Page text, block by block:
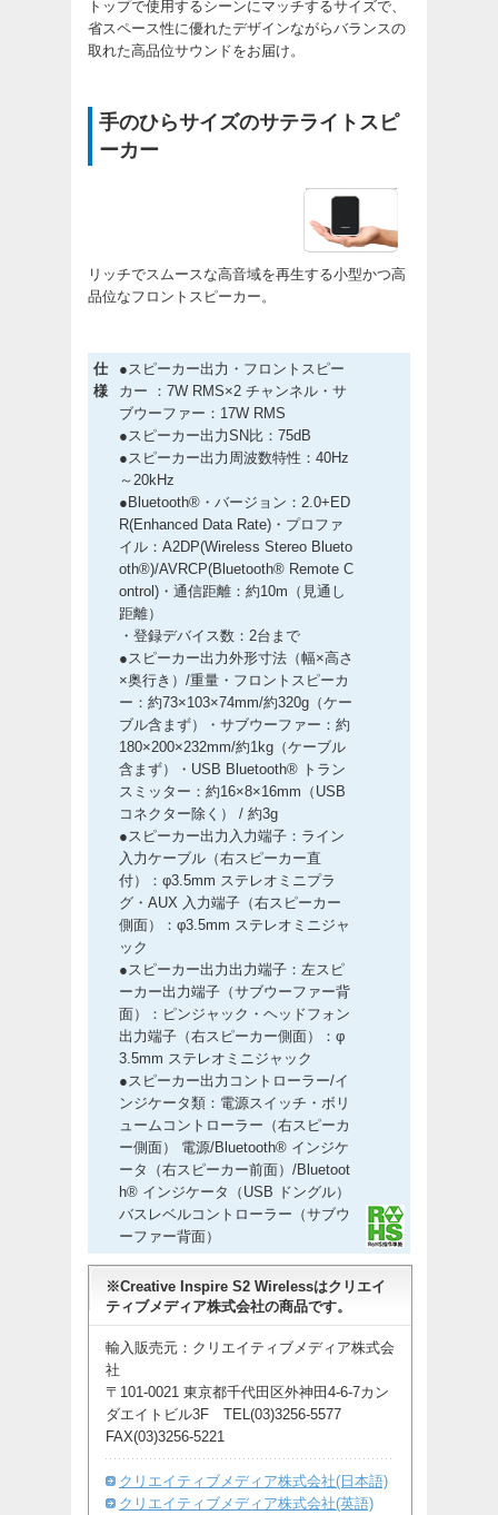
トップで使用するシーンにマッチするサイズで、
省スペース性に優れたデザインながらバランスの
取れた高品位サウンドをお届け。
手のひらサイズのサテライトスピ
ーカー
リッチでスムースな高音域を再生する小型かつ高
品位なフロントスピーカー。
仕
様
●スピーカー出力・フロントスピー
カー ：7W RMS×2 チャンネル・サ
ブウーファー：17W RMS
●スピーカー出力SN比：75dB
●スピーカー出力周波数特性：40Hz
～20kHz
●Bluetooth®・バージョン：2.0+ED
R(Enhanced Data Rate)・プロファ
イル：A2DP(Wireless Stereo Blueto
oth®)/AVRCP(Bluetooth® Remote C
ontrol)・通信距離：約10m（見通し
距離）
・登録デバイス数：2台まで
●スピーカー出力外形寸法（幅×高さ
×奥行き）/重量・フロントスピーカ
ー：約73×103×74mm/約320g（ケー
ブル含まず）・サブウーファー：約
180×200×232mm/約1kg（ケーブル
含まず）・USB Bluetooth® トラン
スミッター：約16×8×16mm（USB
コネクター除く） / 約3g
●スピーカー出力入力端子：ライン
入力ケーブル（右スピーカー直
付）：φ3.5mm ステレオミニプラ
グ・AUX 入力端子（右スピーカー
側面）：φ3.5mm ステレオミニジャ
ック
●スピーカー出力出力端子：左スピ
ーカー出力端子（サブウーファー背
面）：ピンジャック・ヘッドフォン
出力端子（右スピーカー側面）：φ
3.5mm ステレオミニジャック
●スピーカー出力コントローラー/イ
ンジケータ類：電源スイッチ・ボリ
ュームコントローラー（右スピーカ
ー側面） 電源/Bluetooth® インジケ
ータ（右スピーカー前面）/Bluetoot
h® インジケータ（USB ドングル）
バスレベルコントローラー（サブウ
ーファー背面）
※Creative Inspire S2 Wirelessはクリエイ
ティブメディア株式会社の商品です。
輸入販売元：クリエイティブメディア株式会
社
〒101-0021 東京都千代田区外神田4-6-7カン
ダエイトビル3F TEL(03)3256-5577
FAX(03)3256-5221
クリエイティブメディア株式会社(日本語)
クリエイティブメディア株式会社(英語)